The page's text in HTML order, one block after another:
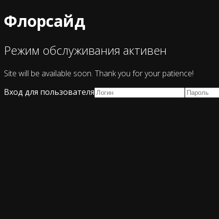
Флорсайд
Режим обслуживания активен
Site will be available soon. Thank you for your patience!
Вход для пользователя